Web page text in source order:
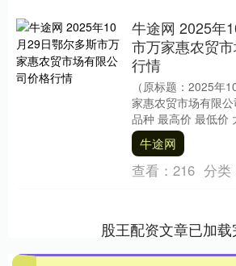
牛途网 2025年
市万家惠农贸
行情
（原标题：2025年
家惠农贸市场有限
品种 最高价 最低价
1.00 1.20 油菜 6.....
牛途网
查看： 216 分类
股王配资文章已加